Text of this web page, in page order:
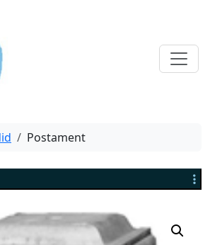
Postament